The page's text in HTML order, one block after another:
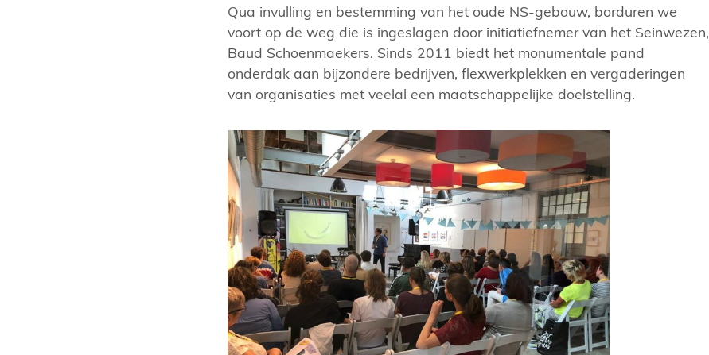
Qua invulling en bestemming van het oude NS-gebouw, borduren we
voort op de weg die is ingeslagen door initiatiefnemer van het Seinwezen,
Baud Schoenmaekers. Sinds 2011 biedt het monumentale pand
onderdak aan bijzondere bedrijven, flexwerkplekken en vergaderingen
van organisaties met veelal een maatschappelijke doelstelling.